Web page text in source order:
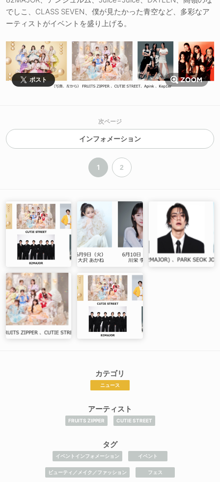
でしこ、CLASS SEVEN、僕が見たかった青空など、多彩なア
ーティストがイベントを盛り上げる。
ポスト
次ページ
インフォメーション
1 2
カテゴリ
ニュース
アーティスト
FRUITS ZIPPER CUTIE STREET
タグ
イベントインフォメーション イベント
ビューティ／メイク／ファッション フェス